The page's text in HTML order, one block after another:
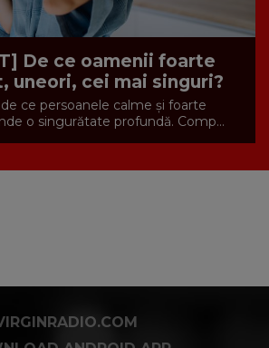
De ce oamenii foarte
uneori, cei mai singuri?
ce persoanele calme și foarte
o singurătate profundă. Comp...